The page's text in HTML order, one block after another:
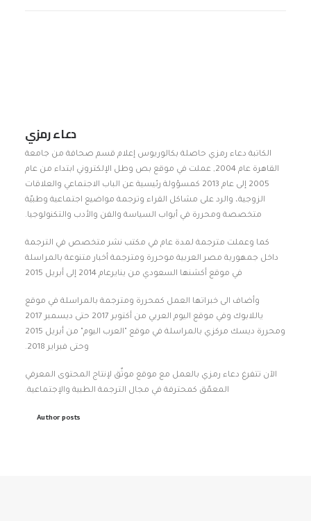
دعاء رمزي
الكاتبة دعاء رمزي حاصلة بكالوريوس إعلام قسم صحافة من جامعة
القاهرة عام 2004, عملت في موقع بص وطل الإلكتروني ابتداء من عام
2005 إلى عام 2013 كمسؤولة رئيسية عن الباب الاجتماعي والعلاقات
الزوجية، والرد على مشاكل القراء وترجمة مواضيع اجتماعية وطبيّة
متخصصة ومحررة في أبواب السياسة والفن والأدب والتكنولوجيا.
كما وعملت مترجمة لمدة عام في مكتب نشر متخصص في الترجمة
داخل جمهورية مصر العربية موحررة ومترجمة أخبار متنوعة بالمراسلة
في موقع أكشنها السعودي من ينايرعام 2014 إلى أبريل 2015
وأضاف الى خبراتها العمل كمحررة ومترجمة بالمراسلة في موقع
ياللابوك وفي موقع اليوم العربي من أكتوبر 2017 حتى ديسمبر 2017
ومحررة ديسك مركزي بالمراسلة في موقع "العرب اليوم" من أبريل 2015
وحتى فبراير 2018.
الآن تتفرغ دعاء رمزي بالعمل مع موقع موثّق لإنتاج المحتوى المعرفي
المعمّق كمحترفة في مجال الترجمة الطبية والإجتماعية.
Author posts